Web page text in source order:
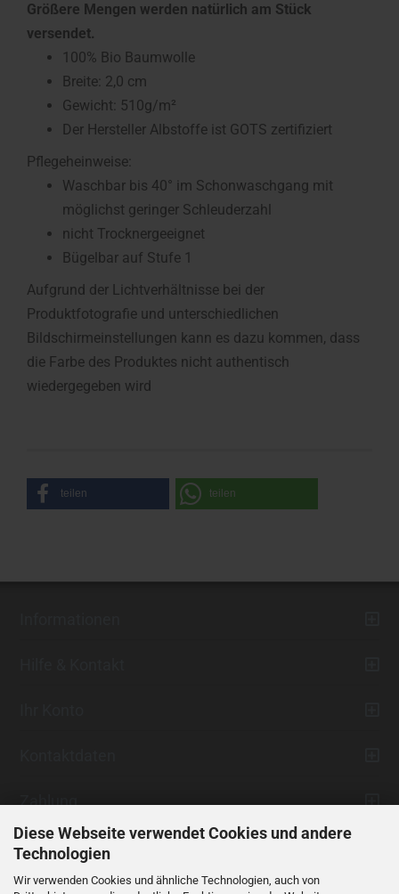
Diese Webseite verwendet Cookies und andere
Technologien
Wir verwenden Cookies und ähnliche Technologien, auch von
Größere Mengen werden natürlich am Stück
versendet.
100% Bio Baumwolle
Breite: 2,0 cm
Gewicht: 510g/m²
Der Hersteller Albstoffe ist GOTS zertifiziert
Pflegeheinweise:
Waschbar bis 40° im Schonwaschgang mit
möglichst geringer Schleuderzahl
nicht Trocknergeeignet
Bügelbar auf Stufe 1
Aufgrund der Lichtverhältnisse bei der
Produktfotografie und unterschiedlichen
Bildschirmeinstellungen kann es dazu kommen, dass
die Farbe des Produktes nicht authentisch
wiedergegeben wird
teilen teilen
Zahlung